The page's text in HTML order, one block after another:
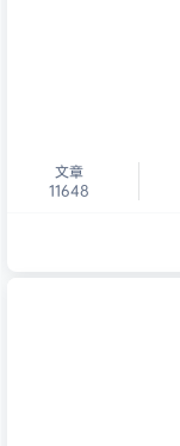
文章
11648